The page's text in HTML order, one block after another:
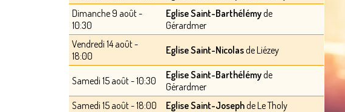
Dimanche 9 août -
10:30
Eglise Saint-Barthélémyde
Gérardmer
Vendredi 14 août -
18:00
Eglise Saint-Nicolasde Liézey
Samedi 15 août - 10:30 Eglise Saint-Barthélémyde
Gérardmer
Samedi 15 août - 18:00
Eglise Saint-Josephde Le Tholy